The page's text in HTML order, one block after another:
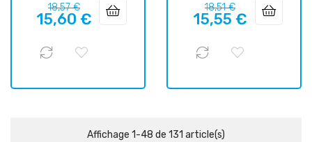
Prix
habituel
18,57 €Prix
15,60 €
Prix
habituel
18,51 €Prix
15,55 €
Affichage 1-48 de 131 article(s)